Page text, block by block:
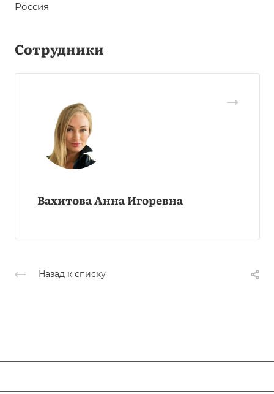
Россия
Сотрудники
Вахитова Анна Игоревна
Назад к списку